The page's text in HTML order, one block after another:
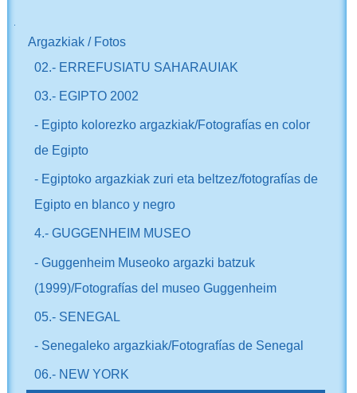
Argazkiak / Fotos
02.- ERREFUSIATU SAHARAUIAK
03.- EGIPTO 2002
- Egipto kolorezko argazkiak/Fotografías en color
de Egipto
- Egiptoko argazkiak zuri eta beltzez/fotografías de
Egipto en blanco y negro
4.- GUGGENHEIM MUSEO
- Guggenheim Museoko argazki batzuk
(1999)/Fotografías del museo Guggenheim
05.- SENEGAL
- Senegaleko argazkiak/Fotografías de Senegal
06.- NEW YORK